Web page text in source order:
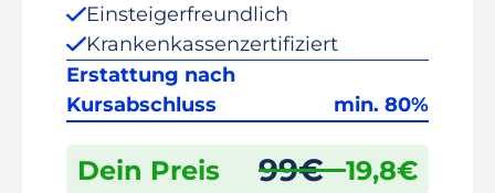
Einsteigerfreundlich
Krankenkassenzertifiziert
Erstattung nach
Kursabschluss
min. 80%
Dein Preis 99€ 19,8€